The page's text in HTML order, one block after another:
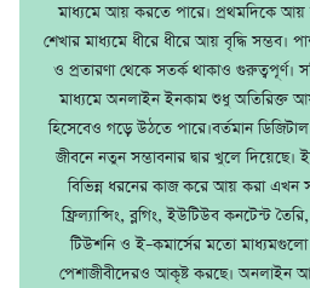
মাধ্যমে আয় করতে পারে। প্রথমদিকে
শেখার মাধ্যমে ধীরে ধীরে আয় বৃদ্ধি সম্ভব।
ও প্রতারণা থেকে সতর্ক থাকাও গুরুত্বপূর্ণ।
মাধ্যমে অনলাইন ইনকাম শুধু অতিরিক্ত
হিসেবেও গড়ে উঠতে পারে।বর্তমান
জীবনে নতুন সম্ভাবনার দ্বার খুলে দিয়েছে।
বিভিন্ন ধরনের কাজ করে আয় করা এখন
ফ্রিল্যান্সিং, ব্লগিং, ইউটিউব কনটেন্ট
টিউশনি ও ই–কমার্সের মতো
পেশাজীবীদেরও আকৃষ্ট করছে। অনলাইন